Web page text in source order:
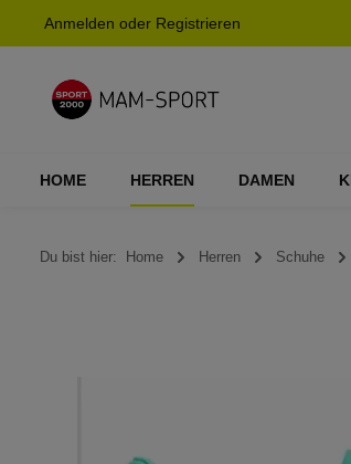
Zur Hauptnavigation springen
Anmelden oder Registrieren
HOME HERREN DAMEN
Du bist hier: Home Herren Schuhe